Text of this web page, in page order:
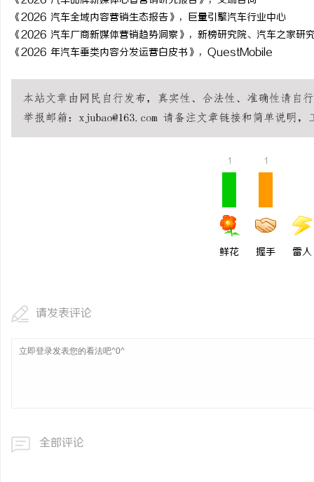
《2026 汽车全域内容营销生态报告》，巨量引擎汽车行业中心
《2026 汽车厂商新媒体营销趋势洞察》，新榜研究院、汽车之家研
《2026 年汽车垂类内容分发运营白皮书》，QuestMobile
1
鲜花
1
握手 雷人
请发表评论
全部评论